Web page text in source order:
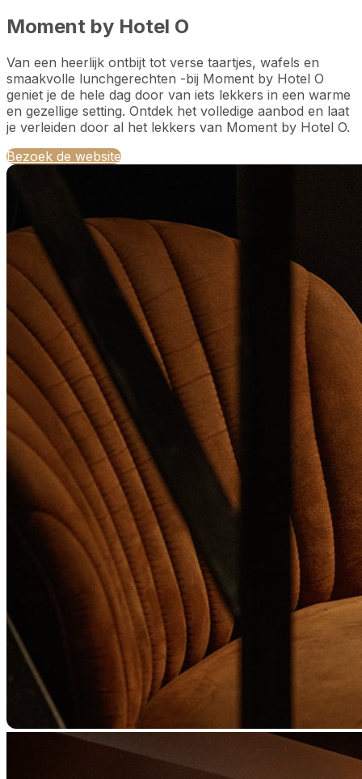
Moment by Hotel O
Van een heerlijk ontbijt tot verse taartjes, wafels en
smaakvolle lunchgerechten -bij Moment by Hotel O
geniet je de hele dag door van iets lekkers in een warme
en gezellige setting. Ontdek het volledige aanbod en laat
je verleiden door al het lekkers van Moment by Hotel O.
Bezoek de website